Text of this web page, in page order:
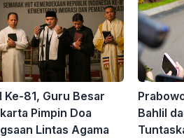
Ke-81, Guru Besar
Pimpin Doa
Lintas Agama
Bahlil